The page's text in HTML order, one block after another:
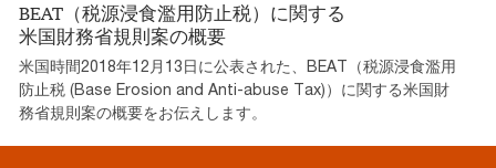
BEAT（税源浸食濫用防止税）に関する
米国財務省規則案の概要
米国時間2018年12月13日に公表された、BEAT（税源浸食濫用
防止税 (Base Erosion and Anti-abuse Tax)）に関する米国財
務省規則案の概要をお伝えします。